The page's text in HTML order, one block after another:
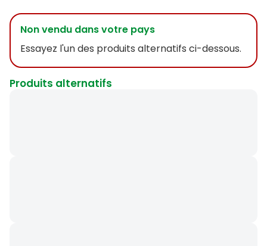
Non vendu dans votre pays
Essayez l'un des produits alternatifs ci-dessous.
Produits alternatifs